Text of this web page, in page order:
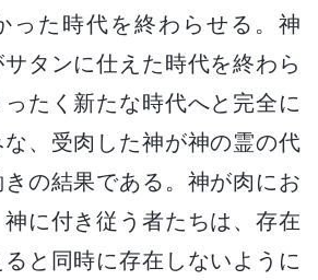
った時代を終わらせる。神
タンに仕えた時代を終わら
たく新たな時代へと完全に
、受肉した神が神の霊の代
の結果である。神が肉にお
に付き従う者たちは、存在
と同時に存在しないように